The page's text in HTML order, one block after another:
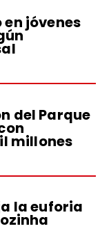
jóvenes
del Parque
millones
la euforia